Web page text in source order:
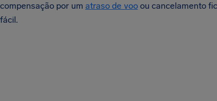
compensação por um atraso de vooou cancelamento
fácil.